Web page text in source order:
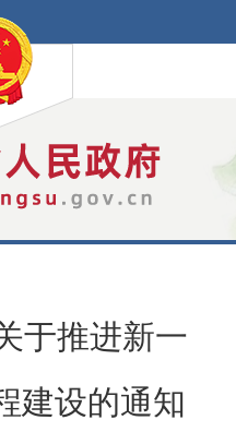
于推进新一
建设的通知